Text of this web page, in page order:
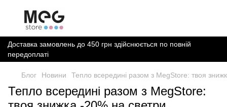
Доставка замовлень до 450 грн здійснюється по повній
передоплаті
Блог Новини Тепло всередині разом з MegStore: твоя
Тепло всередині разом з MegStore: